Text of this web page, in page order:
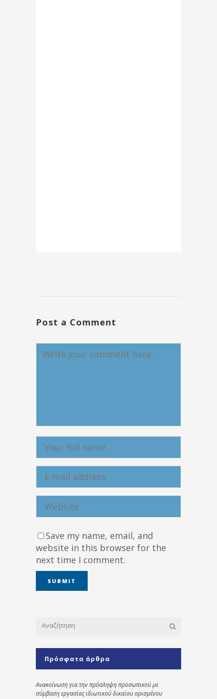
Post a Comment
Save my name, email, and
website in this browser for the
next time I comment.
Πρόσφατα άρθρα
Ανακοίνωση για την πρόσληψη προσωπικού με
σύμβαση εργασίας ιδιωτικού δικαίου ορισμένου